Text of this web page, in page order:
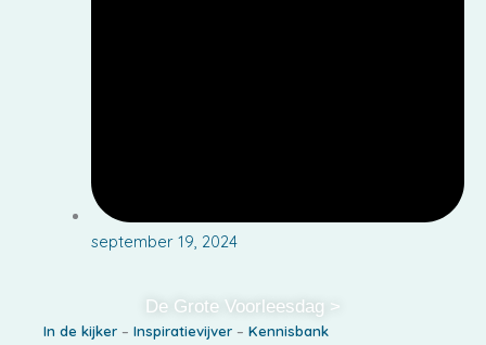
september 19, 2024
De Grote Voorleesdag >
In de kijker – Inspiratievijver – Kennisbank